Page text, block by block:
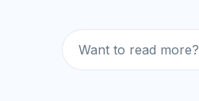
Want to read more?